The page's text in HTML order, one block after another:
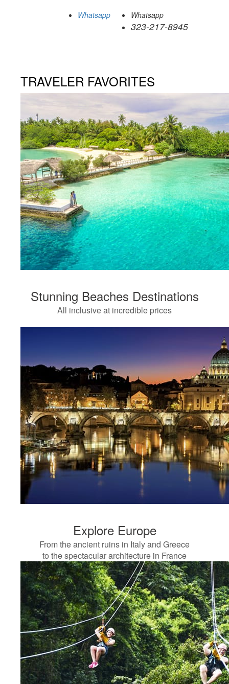
Whatsapp
323-217-8945
Whatsapp
TRAVELER FAVORITES
Stunning Beaches Destinations
All inclusive at incredible prices
Explore Europe
From the ancient ruins in Italy and Greece
to the spectacular architecture in France